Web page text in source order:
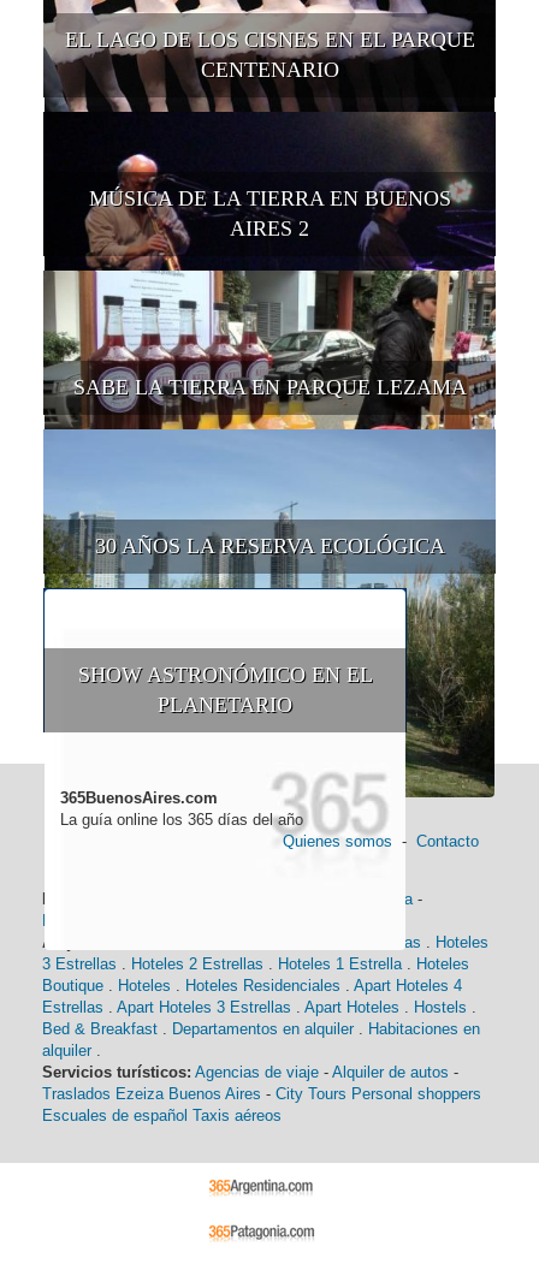
EL LAGO DE LOS CISNES EN EL PARQUE
CENTENARIO
MÚSICA DE LA TIERRA EN BUENOS
AIRES 2
SABE LA TIERRA EN PARQUE LEZAMA
30 AÑOS LA RESERVA ECOLÓGICA
SHOW ASTRONÓMICO EN EL
PLANETARIO
365BuenosAires.com
La guía online los 365 días del año
Quienes somos - Contacto
Historia-
Alojamiento:
Hoteles 4 Estrellas . Hoteles
3 Estrellas . Hoteles 2 Estrellas . Hoteles 1 Estrella. Hoteles
Boutique . Hoteles . Hoteles Residenciales . Apart Hoteles 4
Estrellas . Apart Hoteles 3 Estrellas . Apart Hoteles . Hostels .
Bed & Breakfast . Departamentos en alquiler . Habitaciones en
alquiler .
Servicios turísticos: Agencias de viaje - Alquiler de autos -
Traslados Ezeiza Buenos Aires - City Tours Personal shoppers
Escuales de español Taxis aéreos